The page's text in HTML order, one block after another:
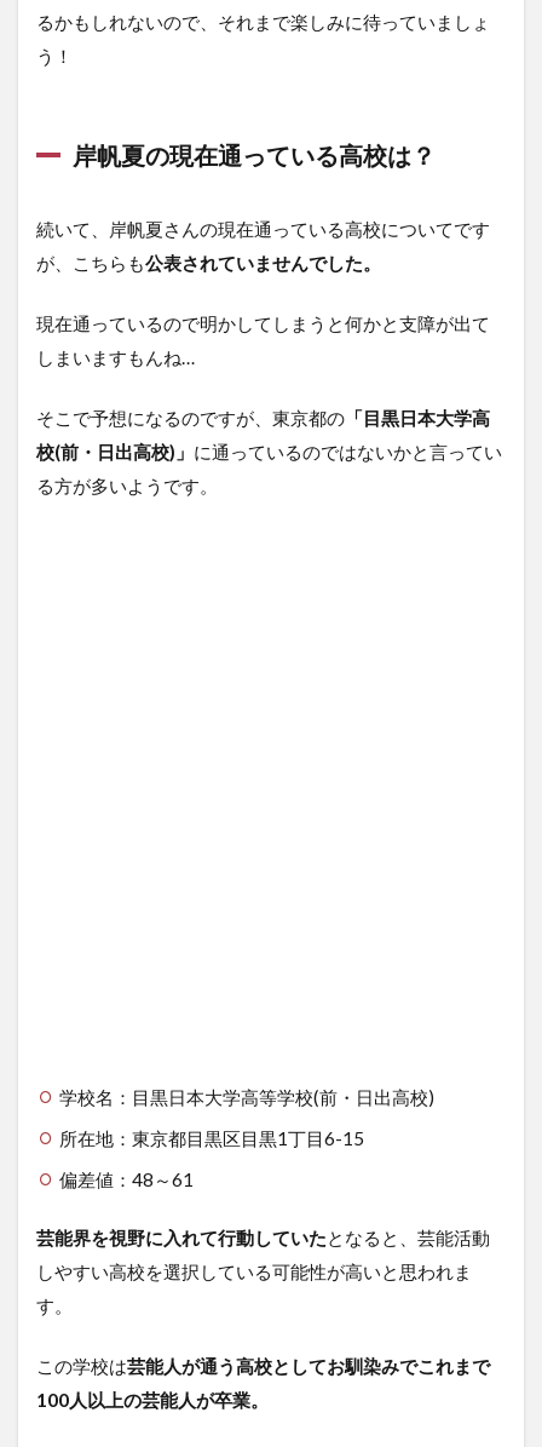
るかもしれないので、それまで楽しみに待っていましょ
う！
岸帆夏の現在通っている高校は？
続いて、岸帆夏さんの現在通っている高校についてです
が、こちらも公表されていませんでした。
現在通っているので明かしてしまうと何かと支障が出て
しまいますもんね…
そこで予想になるのですが、東京都の 「目黒日本大学高
校(前・日出高校)」 に通っているのではないかと言ってい
る方が多いようです。
学校名：目黒日本大学高等学校(前・日出高校)
所在地：東京都目黒区目黒1丁目6-15
偏差値：48～61
芸能界を視野に入れて行動していたとなると、芸能活動
しやすい高校を選択している可能性が高いと思われま
す。
この学校は芸能人が通う高校としてお馴染みでこれまで
100人以上の芸能人が卒業。